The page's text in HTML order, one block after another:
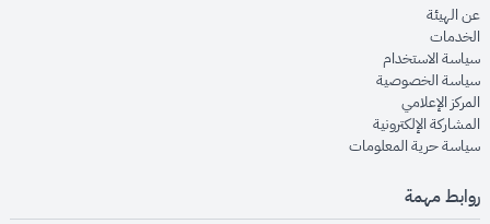
عن الهيئةopens in new window
الخدماتopens in new window
سياسة الاستخدام
سياسة الخصوصيةopens in new window
المركز الإعلاميopens in new window
المشاركة الإلكترونيةopens in new window
سياسة حرية المعلوماتopens in new window
روابط مهمة